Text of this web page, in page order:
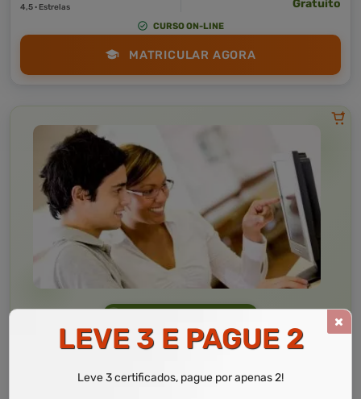
4,5 · Estrelas
Gratuito
CURSO ON-LINE
MATRICULAR AGORA
Informática Avançada
LEVE 3 E PAGUE 2
Leve 3 certificados, pague por apenas 2!